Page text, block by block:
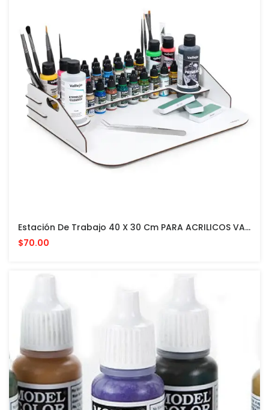
Estación De Trabajo 40 X 30 Cm PARA ACRILICOS VALLEJO Y ACCESORIOS
$70.00